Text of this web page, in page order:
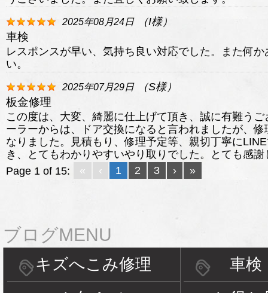
2025年08月24日 （I様）
車検
レスポンスが早い、気持ち良い対応でした。また何
い。
2025年07月29日 （S様）
板金修理
この度は、大変、綺麗に仕上げて頂き、誠に有難う
ーラーからは、ドア交換になると言われましたが、
なりました。見積もり、修理予定等、親切丁寧に
き、とてもわかりやすいやり取りでした。とても感
Page 1 of 15:
« ‹ 1 2 3 › »
ブログMENU
キズへこみ修理
車検